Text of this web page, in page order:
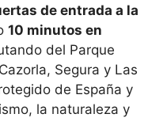
de entrada a la
10 minutos en
del Parque
Segura y Las
de España y
la naturaleza y